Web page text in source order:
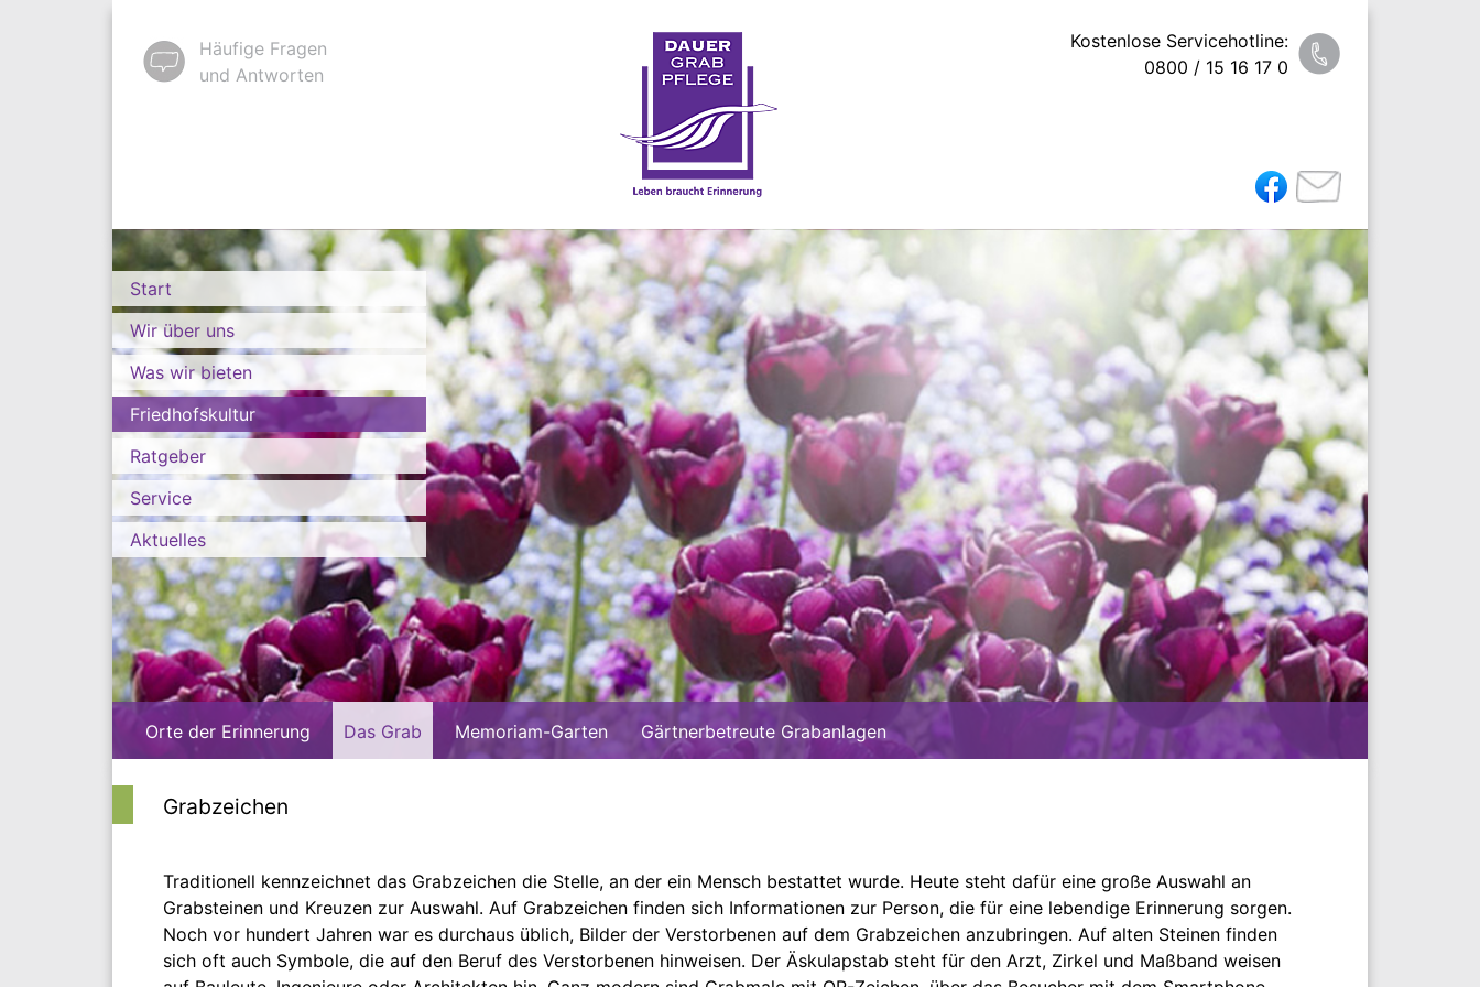
Häufige Fragen
und Antworten
Kostenlose Servicehotline:
0800 / 15 16 17 0
Start
Wir über uns
Was wir bieten
Friedhofskultur
Ratgeber
Service
Aktuelles
Orte der Erinnerung Das Grab Memoriam-Garten Gärtnerbetreute Grabanlagen
Grabzeichen
Traditionell kennzeichnet das Grabzeichen die Stelle, an der ein Mensch bestattet wurde. Heute steht dafür eine große Auswahl an
Grabsteinen und Kreuzen zur Auswahl. Auf Grabzeichen finden sich Informationen zur Person, die für eine lebendige Erinnerung sorgen.
Noch vor hundert Jahren war es durchaus üblich, Bilder der Verstorbenen auf dem Grabzeichen anzubringen. Auf alten Steinen finden
sich oft auch Symbole, die auf den Beruf des Verstorbenen hinweisen. Der Äskulapstab steht für den Arzt, Zirkel und Maßband weisen